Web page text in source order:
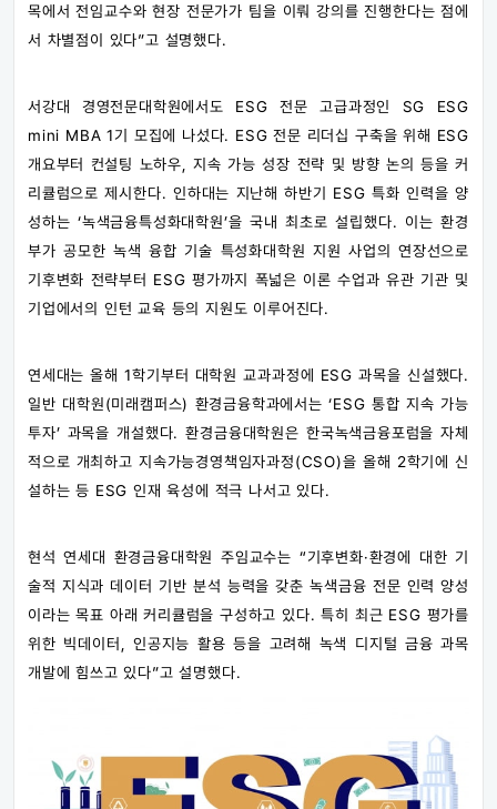
목에서 전임교수와 현장 전문가가 팀을 이뤄 강의를 진행한다는 점에
서 차별점이 있다”고 설명했다.
서강대 경영전문대학원에서도 ESG 전문 고급과정인 SG ESG
mini MBA 1기 모집에 나섰다. ESG 전문 리더십 구축을 위해 ESG
개요부터 컨설팅 노하우, 지속 가능 성장 전략 및 방향 논의 등을 커
리큘럼으로 제시한다. 인하대는 지난해 하반기 ESG 특화 인력을 양
성하는 ‘녹색금융특성화대학원’을 국내 최초로 설립했다. 이는 환경
부가 공모한 녹색 융합 기술 특성화대학원 지원 사업의 연장선으로
기후변화 전략부터 ESG 평가까지 폭넓은 이론 수업과 유관 기관 및
기업에서의 인턴 교육 등의 지원도 이루어진다.
연세대는 올해 1학기부터 대학원 교과과정에 ESG 과목을 신설했다.
일반 대학원(미래캠퍼스) 환경금융학과에서는 ‘ESG 통합 지속 가능
투자’ 과목을 개설했다. 환경금융대학원은 한국녹색금융포럼을 자체
적으로 개최하고 지속가능경영책임자과정(CSO)을 올해 2학기에 신
설하는 등 ESG 인재 육성에 적극 나서고 있다.
현석 연세대 환경금융대학원 주임교수는 “기후변화·환경에 대한 기
술적 지식과 데이터 기반 분석 능력을 갖춘 녹색금융 전문 인력 양성
이라는 목표 아래 커리큘럼을 구성하고 있다. 특히 최근 ESG 평가를
위한 빅데이터, 인공지능 활용 등을 고려해 녹색 디지털 금융 과목
개발에 힘쓰고 있다”고 설명했다.